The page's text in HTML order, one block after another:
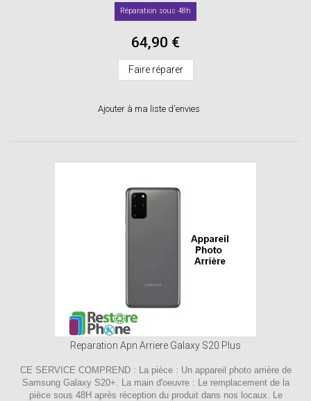
Réparation sous 48h
64,90 €
Faire réparer
Ajouter à ma liste d'envies
Reparation Apn Arriere Galaxy S20 Plus
CE SERVICE COMPREND : La pièce : Un appareil photo arrière de
Samsung Galaxy S20+. La main d'oeuvre : Le remplacement de la
pièce sous 48H après réception du produit dans nos locaux. Le